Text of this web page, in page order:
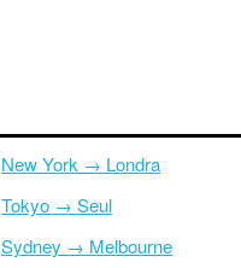
New York → Londra
Tokyo → Seul
Sydney → Melbourne